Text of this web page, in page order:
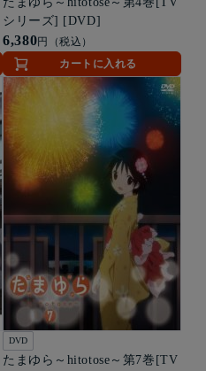
シリーズ] [DVD]
6,380円（税込）
カートに入れる
DVD
たまゆら～hitotose～第7巻[TV